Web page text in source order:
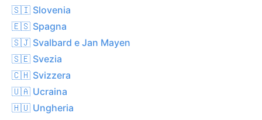
🇸🇮 Slovenia
🇪🇸 Spagna
🇸🇯 Svalbard e Jan Mayen
🇸🇪 Svezia
🇨🇭 Svizzera
🇺🇦 Ucraina
🇭🇺 Ungheria